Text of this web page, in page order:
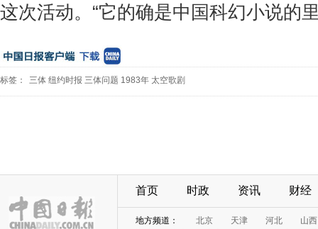
这次活动。“它的确是中国科幻小说的
标签： 三体 纽约时报 三体问题 1983年 太空歌剧
首页 时政 资讯 财经
地方频道： 北京 天津 河北
山西